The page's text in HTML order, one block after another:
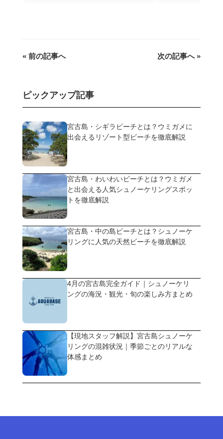
« 前の記事へ 次の記事へ »
ピックアップ記事
宮古島・シギラビーチとは？ウミガメに
出会えるリゾート型ビーチを徹底解説
宮古島・わいわいビーチとは？ウミガメ
と出会える人気シュノーケリングスポッ
トを徹底解説
宮古島・中の島ビーチとは？シュノーケ
リングに人気の天然ビーチを徹底解説
4月の宮古島完全ガイド｜シュノーケリ
ングの海況・観光・旬の楽しみ方まとめ
【現地スタッフ解説】宮古島シュノーケ
リングの混雑状況｜季節ごとのリアルな
体感まとめ